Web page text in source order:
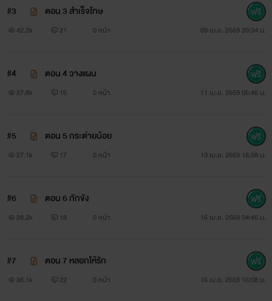
โคตร... อ่าส์ "
" ฮือ...เจ็บ....อึก....พอแล้ว....ฮือ...ไม่เอาแล้ว....น้องฟ้า
โถๆ...มาเอาใจช่วยน้องฟ้าให้หลุดพ้นจากบ่วงแค้นของที
#3 ตอน 3 สำเร็จโทษ
42.2k 21 0 หน้า 09 เม.ย. 2559 20:34 น.
#4 ตอน 4 วางแผน
27.8k 16 0 หน้า 11 เม.ย. 2559 05:45 น.
#5 ตอน 5 กระต่ายน้อย
27.1k 17 0 หน้า 13 เม.ย. 2559 15:38 น.
#6 ตอน 6 กักขัง
28.2k 18 0 หน้า 15 เม.ย. 2559 04:45 น.
#7 ตอน 7 หลอกให้รัก
36.1k 22 0 หน้า 15 เม.ย. 2559 16:08 น.